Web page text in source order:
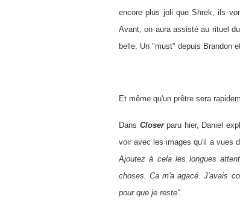
encore plus joli que Shrek, ils
Avant, on aura assisté au rituel
belle. Un "must" depuis Brandon
Et même qu'un prêtre sera
Dans Closerparu hier, Daniel
voir avec les images qu'il a vues
Ajoutez à cela les longues
choses. Ca m'a agacé. J'avais
pour que je reste".